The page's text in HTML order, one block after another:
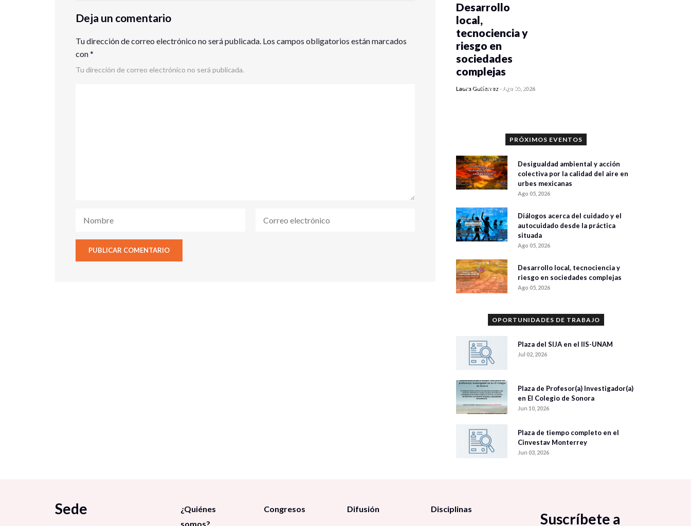
Deja un comentario
Tu dirección de correo electrónico no será publicada. Los campos obligatorios están marcados
con*
Tu dirección de correo electrónico no será publicada.
0 veces compartido
Desarrollo
local,
tecnociencia y
riesgo en
sociedades
complejas
Laura Gutiérrez -Ago 05, 2026
PRÓXIMOS EVENTOS
Desigualdad ambiental y acción
colectiva por la calidad del aire en
urbes mexicanas
Ago 05, 2026
Diálogos acerca del cuidado y el
autocuidado desde la práctica
situada
Ago 05, 2026
Desarrollo local, tecnociencia y
riesgo en sociedades complejas
Ago 05, 2026
OPORTUNIDADES DE TRABAJO
Plaza del SIJA en el IIS-UNAM
Jul 02, 2026
Plaza de Profesor(a) Investigador(a)
en El Colegio de Sonora
Jun 10, 2026
Plaza de tiempo completo en el
Cinvestav Monterrey
Jun 03, 2026
Sede
¿Quiénes
somos?
Congresos Difusión Disciplinas
Suscríbete a